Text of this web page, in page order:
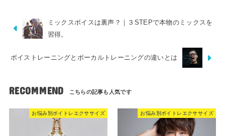
ミックスボイスは裏声？｜３STEPで本物のミックスを
習得。
ボイストレーニングとボーカルトレーニングの違いとは
RECOMMEND
お悩み別ボイトレエクササイズ お悩み別ボイトレエクササイズ